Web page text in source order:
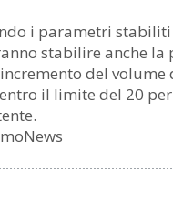
i parametri
stabilire anche la
del volume
il limite del 20